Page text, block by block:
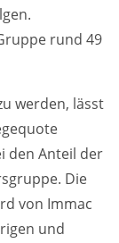
rund 49
werden, lässt
den Anteil der
Die
von Immac
und